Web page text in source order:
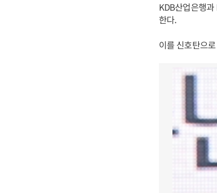
KDB산업은행
한다.
이를 신호탄으